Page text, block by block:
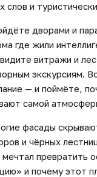
слов и
дворами и
где жили
витражи и
экскурсиям.
— и поймёте,
самой
фасады
и чёрных
превратить
и почему этот